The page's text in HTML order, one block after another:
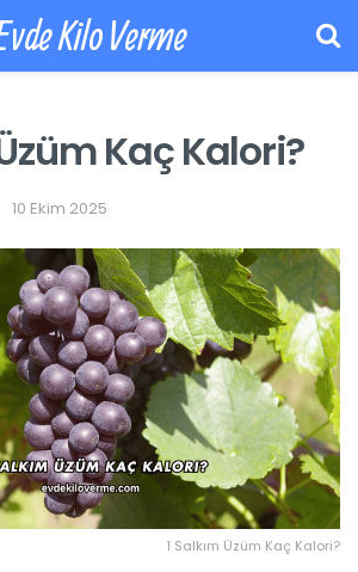
Kilo Verme
Kaç Kalori?
10 Ekim 2025
1 Salkım Üzüm Kaç Kalori?